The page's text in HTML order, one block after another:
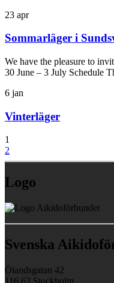
23 apr
Sommarläger i
We have the pleasure to
30 June – 3 July Schedule
6 jan
Vinterläger
1
2
Logo
Svenska
Ölandsgatan 42
116 63 Stockholm